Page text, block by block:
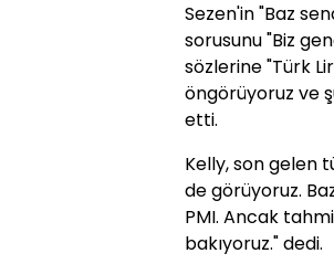
Sezen'in "Baz
sorusunu "Biz
sözlerine "Türk
öngörüyoruz ve
etti.
Kelly, son gelen
de görüyoruz.
PMI. Ancak
bakıyoruz." dedi.